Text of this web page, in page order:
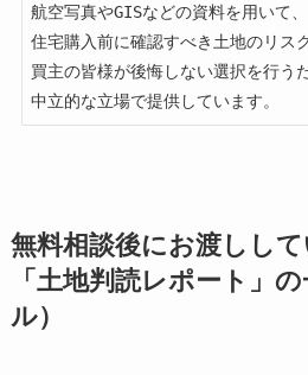
航空写真やGISなどの資料を用いて、
住宅購入前に確認すべき土地のリス
買主の皆様が後悔しない選択を行う
無料相談後にお渡しして
「土地判読レポート」
ル）